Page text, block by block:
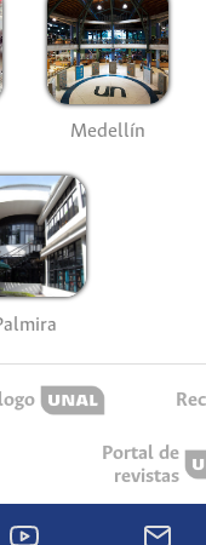
Medellín
Portal de
revistas